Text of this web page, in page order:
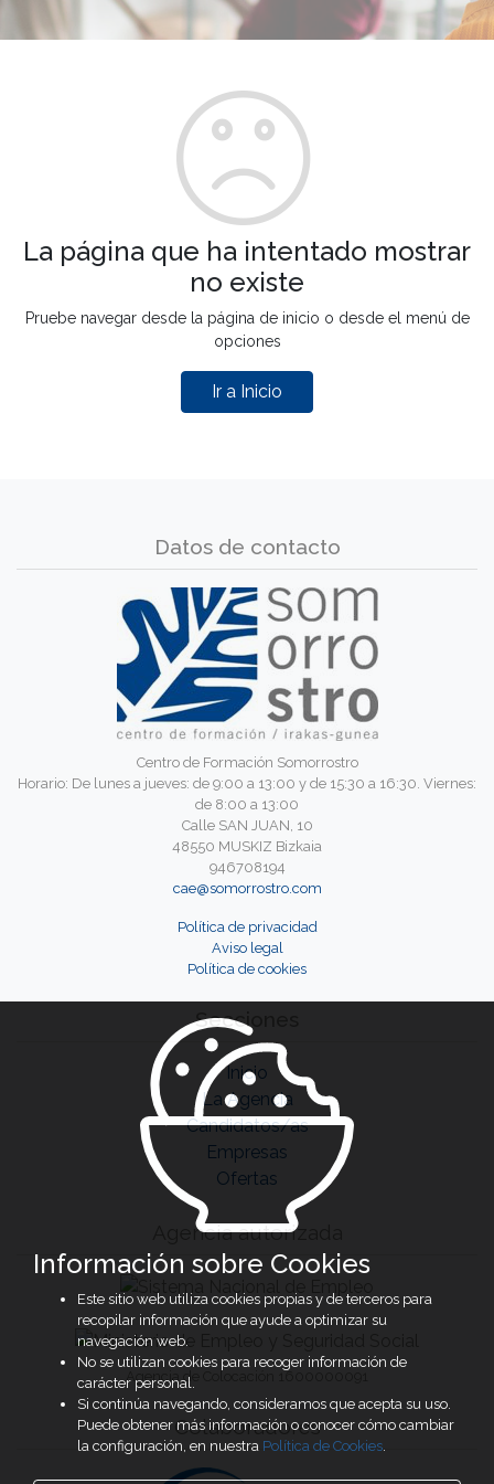
La página que ha intentado mostrar
no existe
Pruebe navegar desde la página de inicio o desde el menú de
opciones
Ir a Inicio
Datos de contacto
Centro de Formación Somorrostro
Horario: De lunes a jueves: de 9:00 a 13:00 y de 15:30 a 16:30. Viernes:
de 8:00 a 13:00
Calle SAN JUAN, 10
48550 MUSKIZ Bizkaia
946708194
cae@somorrostro.com
Política de privacidad
Aviso legal
Política de cookies
Secciones
Inicio
La Agencia
Candidatos/as
Empresas
Ofertas
Agencia autorizada
Agencia de Colocación 1600000091
Colaboradores
Información sobre Cookies
Este sitio web utiliza cookies propias y de terceros para
recopilar información que ayude a optimizar su
navegación web.
No se utilizan cookies para recoger información de
carácter personal.
Si continúa navegando, consideramos que acepta su uso.
Puede obtener más información o conocer cómo cambiar
la configuración, en nuestra Política de Cookies.